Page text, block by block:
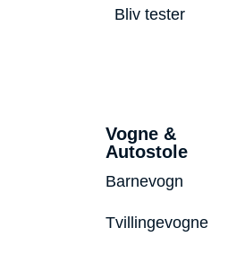
Bliv tester
Vogne &
Autostole
Barnevogn
Tvillingevogne